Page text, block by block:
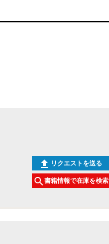
リクエストを送る
書籍情報で在庫を検索